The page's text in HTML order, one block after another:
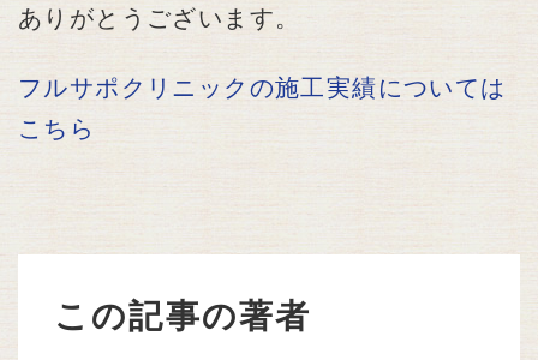
ありがとうございます。
フルサポクリニックの施工実績については
こちら
この記事の著者